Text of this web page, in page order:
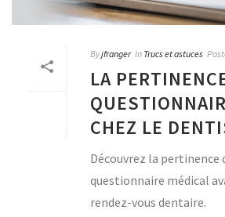
Byjfranger In Trucs et astuces
LA
CHEZ LE
Découvrez la pertinence
questionnaire médical
rendez-vous dentaire.